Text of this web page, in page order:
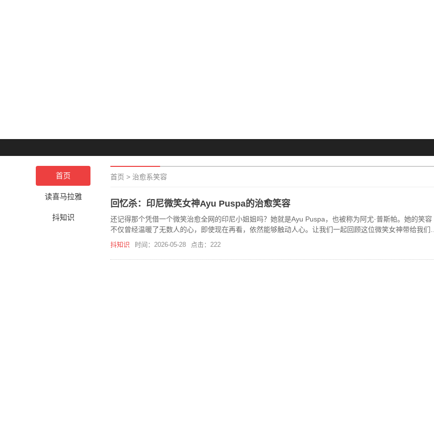
首页
读喜马拉雅
抖知识
首页 > 治愈系笑容
回忆杀：印尼微笑女神Ayu Puspa的治愈笑容
还记得那个凭借一个微笑治愈全网的印尼小姐姐吗？她就是Ayu Puspa，也被称为阿尤·普斯帕。她的笑容
不仅曾经温暖了无数人的心，即使现在再看，依然能够触动人心。让我们一起回顾这位微笑女神带给我们的
美好记忆。
抖知识 时间：2026-05-28 点击：222